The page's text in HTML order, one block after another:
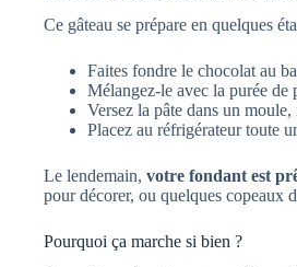
Ce gâteau se prépare en quelques
Faites fondre le chocolat au
Mélangez-le avec la purée de
Versez la pâte dans un
Placez au réfrigérateur toute
Le lendemain, votre fondant est
pour décorer, ou quelques copeaux
Pourquoi ça marche si bien ?